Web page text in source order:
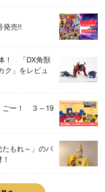
発売!!
！ 「DX角獣
ク」をレビュ
ごー！ ３～19
もれ～」のパ